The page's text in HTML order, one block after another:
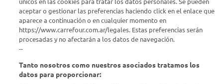
¿Tenés una consulta? Comunicate con nosotros acá
Descubrí Carrefour
Conocenos
aceptar o gestionar las preferencias haciendo click en el enlace que
aparece a continuación o en cualquier momento en
https://www.carrefour.com.ar/legales. Estas preferencias serán
procesadas y no afectarán a los datos de navegación.
--
Tanto nosotros como nuestros asociados tratamos los
datos para proporcionar: